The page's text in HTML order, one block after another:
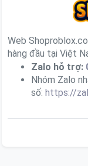
Web
hàng đầu tại Việt
Zalo hỗ trợ:
Nhóm Zalo
số: https://